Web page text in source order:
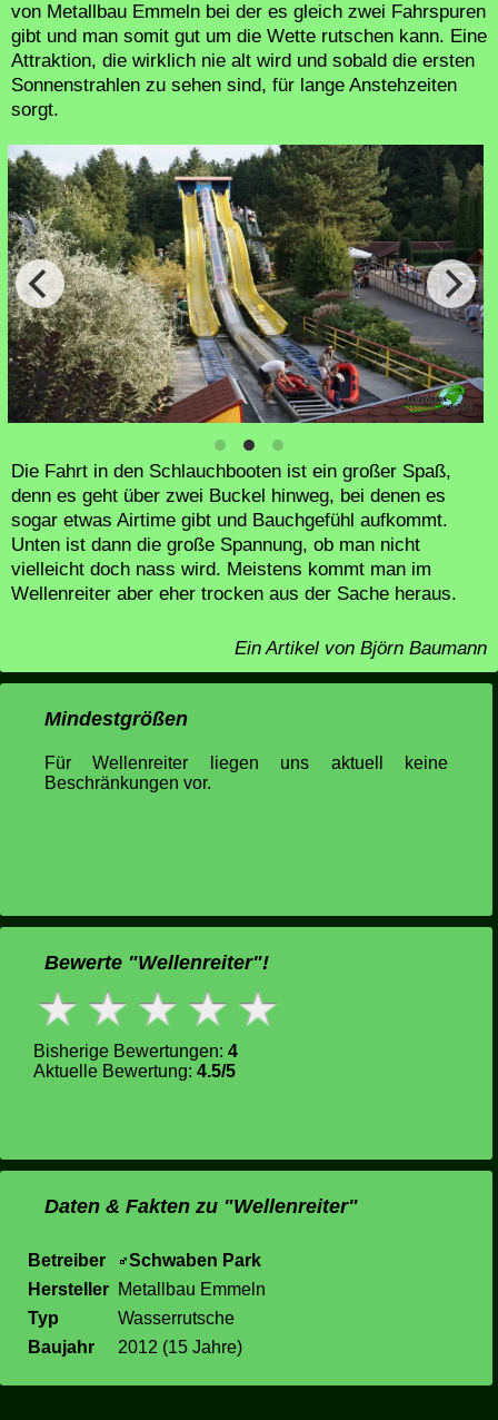
von Metallbau Emmeln bei der es gleich zwei Fahrspuren
gibt und man somit gut um die Wette rutschen kann. Eine
Attraktion, die wirklich nie alt wird und sobald die ersten
Sonnenstrahlen zu sehen sind, für lange Anstehzeiten
sorgt.
Die Fahrt in den Schlauchbooten ist ein großer Spaß,
denn es geht über zwei Buckel hinweg, bei denen es
sogar etwas Airtime gibt und Bauchgefühl aufkommt.
Unten ist dann die große Spannung, ob man nicht
vielleicht doch nass wird. Meistens kommt man im
Wellenreiter aber eher trocken aus der Sache heraus.
Ein Artikel von Björn Baumann
Mindestgrößen
Für Wellenreiter liegen uns aktuell keine
Beschränkungen vor.
Bewerte "Wellenreiter"!
Bisherige Bewertungen: 4
Aktuelle Bewertung: 4.5/5
Daten & Fakten zu "Wellenreiter"
Betreiber
Schwaben Park
Hersteller Metallbau Emmeln
Typ
Wasserrutsche
Baujahr
2012 (15 Jahre)